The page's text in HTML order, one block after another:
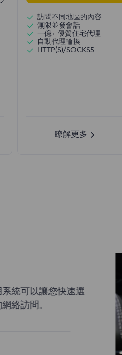
訪問不同地區的內容
無限並發會話
一億+ 優質住宅代理
自動代理輪換
HTTP(S)/SOCKS5
瞭解更多
讓您快速選
。